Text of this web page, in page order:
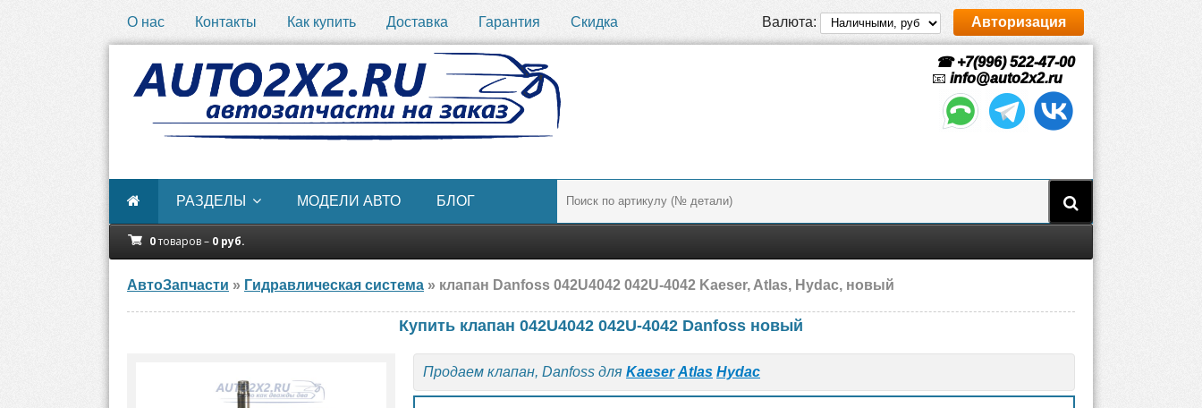
О нас Контакты Как купить Доставка Гарантия Скидка Валюта: Авторизация
☎ +7(996) 522-47-00
📧 info@auto2x2.ru
РАЗДЕЛЫ МОДЕЛИ АВТО БЛОГ
0товаров – 0 руб.
АвтоЗапчасти » Гидравлическая система » клапан Danfoss 042U4042 042U-4042 Kaeser, Atlas, Hydac, новый
Купить клапан 042U4042 042U-4042 Danfoss новый
Продаем клапан, Danfoss для Kaeser Atlas Hydac